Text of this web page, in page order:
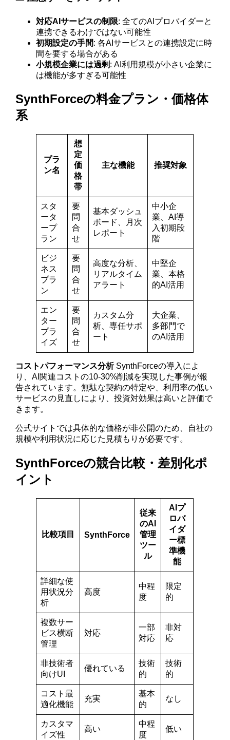
対応AIサービスの制限: 全てのAIプロバイダーと
連携できるわけではない可能性
初期設定の手間: 各AIサービスとの連携設定に時
間を要する場合がある
小規模企業には過剰 : AI利用規模が小さい企業に
は機能が多すぎる可能性
SynthForceの料金プラン・価格体
系
プラ
ン名
想
定
価
格
帯
主な機能 推奨対象
スタ
ータ
ープ
ラン
要
問
合
せ
基本ダッシュ
ボード、月次
レポート
中小企
業、AI導
入初期段
階
ビジ
ネス
プラ
ン
要
問
合
せ
高度な分析、
リアルタイム
アラート
中堅企
業、本格
的AI活用
エン
ター
プラ
イズ
要
問
合
せ
カスタム分
析、専任サポ
ート
大企業、
多部門で
のAI活用
コストパフォーマンス分析SynthForceの導入によ
り、AI関連コストの10-30%削減を実現した事例が報
告されています。無駄な契約の特定や、利用率の低い
サービスの見直しにより、投資対効果は高いと評価で
きます。
公式サイトでは具体的な価格が非公開のため、自社の
規模や利用状況に応じた見積もりが必要です。
SynthForceの競合比較・差別化ポ
イント
比較項目 SynthForce
従来
のAI
管理
ツー
ル
AIプ
ロバ
イダ
ー標
準機
能
詳細な使
用状況分
析
高度
中程
度
限定
的
複数サー
ビス横断
管理
対応
一部
対応
非対
応
非技術者
向けUI
優れている
技術
的
技術
的
コスト最
適化機能
充実
基本
的
なし
カスタマ
イズ性
高い
中程
度
低い